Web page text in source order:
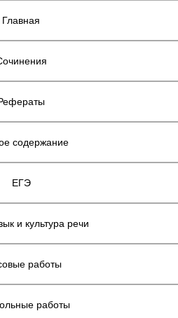
Главная
содержание
ЕГЭ
и культура речи
работы
работы